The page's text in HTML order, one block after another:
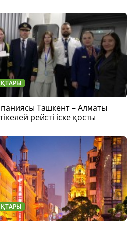
Ташкент – Алматы
рейсті іске қосты